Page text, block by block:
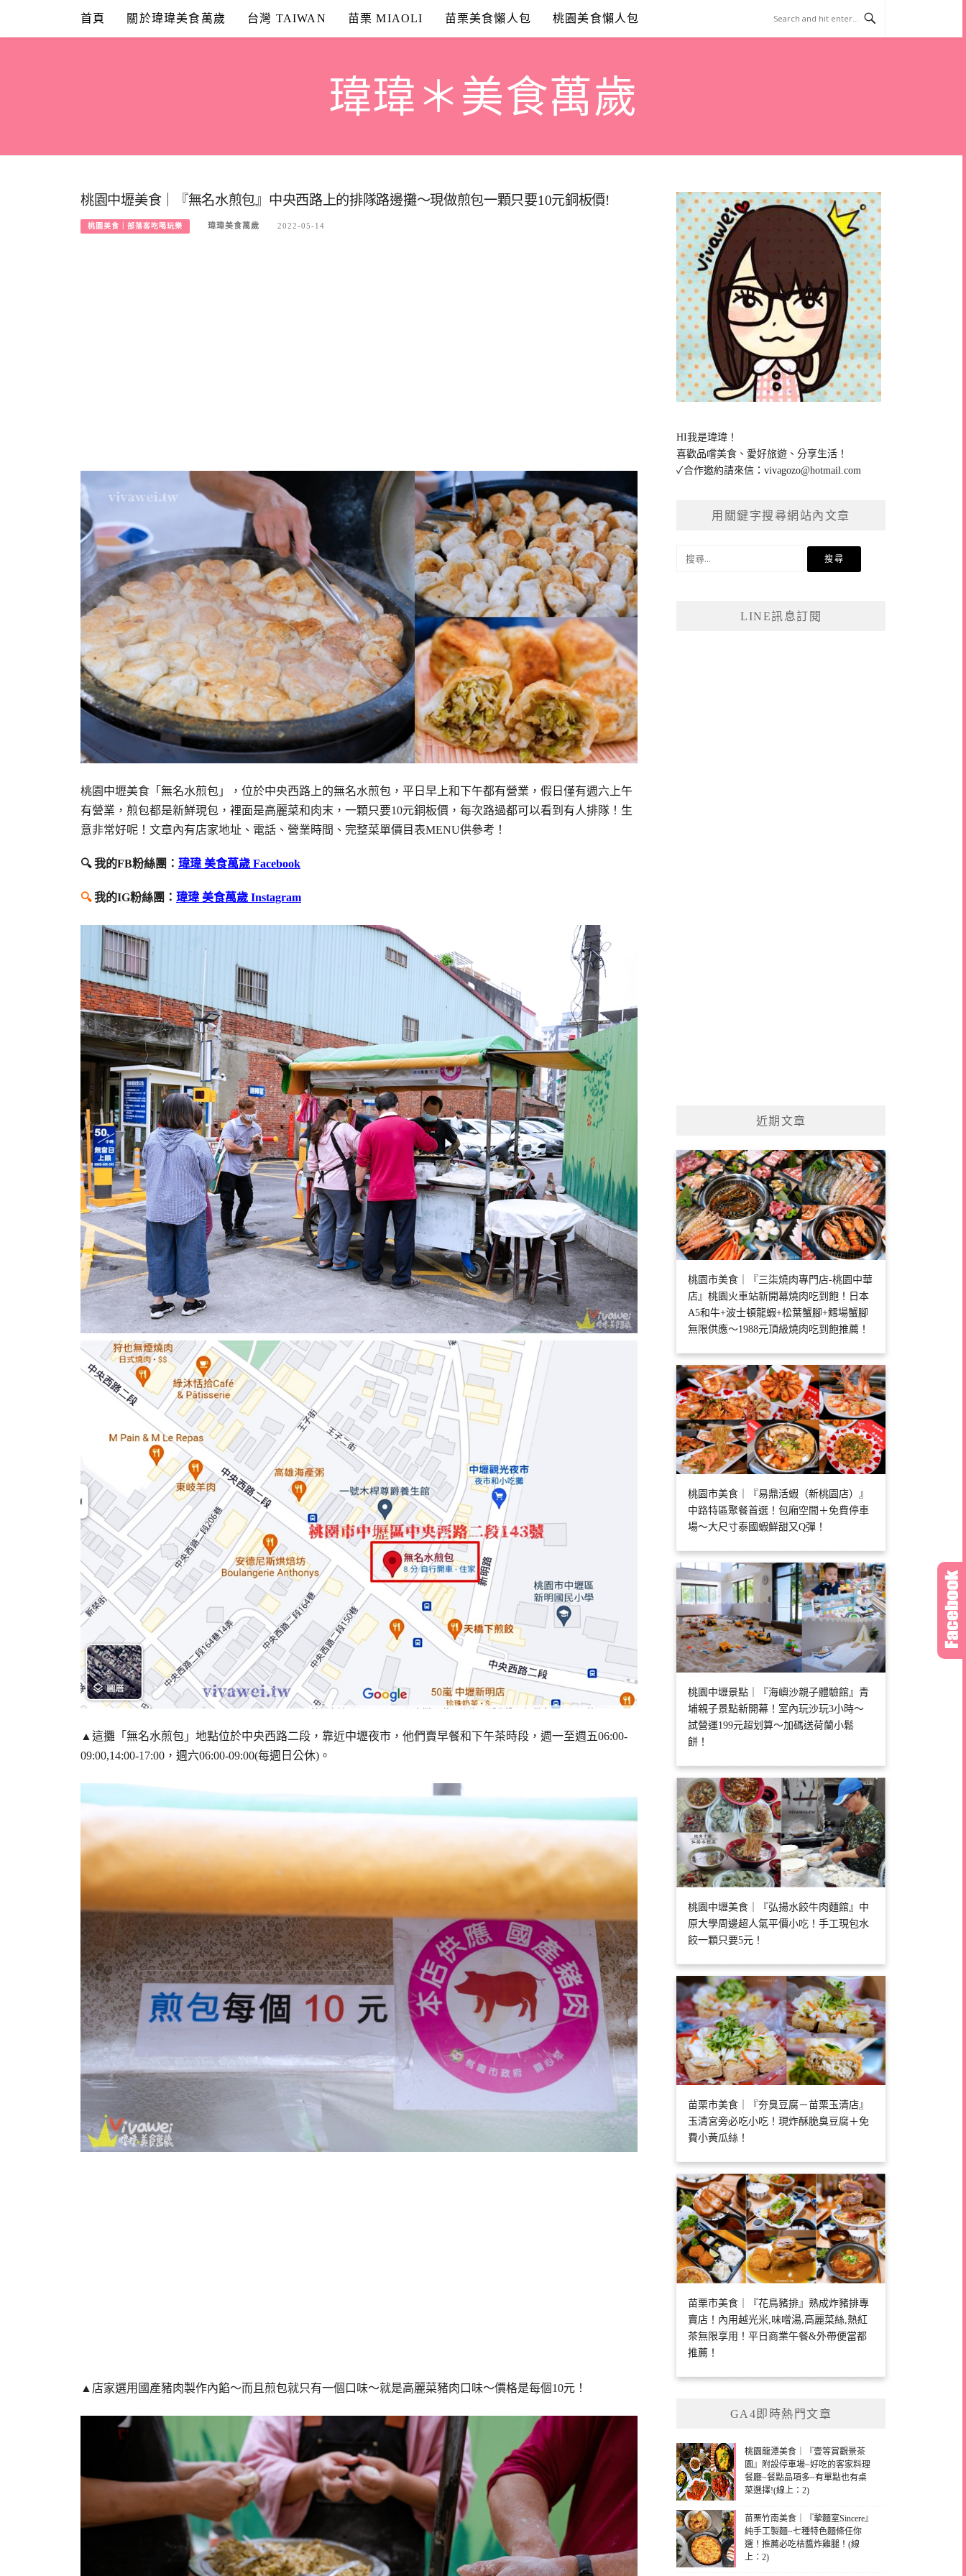
content
首頁 關於瑋瑋美食萬歲 台灣 TAIWAN 苗栗 MIAOLI 苗栗美食懶人包 桃園美食懶人包
瑋瑋＊美食萬歲
桃園中壢美食｜『無名水煎包』中央西路上的排隊路邊攤～現做煎包一顆只要10元銅板價!
桃園美食｜部落客吃喝玩樂 瑋瑋美食萬歲 2022-05-14
桃園中壢美食「無名水煎包」，位於中央西路上的無名水煎包，平日早上和下午都有營業，假日僅有週六上午
有營業，煎包都是新鮮現包，裡面是高麗菜和肉末，一顆只要10元銅板價，每次路過都可以看到有人排隊！生
意非常好呢！文章內有店家地址、電話、營業時間、完整菜單價目表MENU供參考！
🔍 我的FB粉絲團： 瑋瑋 美食萬歲 Facebook
🔍我的IG粉絲團： 瑋瑋 美食萬歲 Instagram
▲這攤「無名水煎包」地點位於中央西路二段，靠近中壢夜市，他們賣早餐和下午茶時段，週一至週五06:00-
09:00,14:00-17:00，週六06:00-09:00(每週日公休)。
▲店家選用國產豬肉製作內餡～而且煎包就只有一個口味～就是高麗菜豬肉口味～價格是每個10元！
HI我是瑋瑋！
喜歡品嚐美食、愛好旅遊、分享生活！
✓合作邀約請來信：vivagozo@hotmail.com
用關鍵字搜尋網站內文章
LINE訊息訂閱
近期文章
桃園市美食｜『三柒燒肉專門店-桃園中華
店』桃園火車站新開幕燒肉吃到飽！日本
A5和牛+波士頓龍蝦+松葉蟹腳+鱈場蟹腳
無限供應～1988元頂級燒肉吃到飽推薦！
桃園市美食｜『易鼎活蝦（新桃園店）』
中路特區聚餐首選！包廂空間＋免費停車
場～大尺寸泰國蝦鮮甜又Q彈！
桃園中壢景點｜『海嶼沙親子體驗館』青
埔親子景點新開幕！室內玩沙玩3小時～
試營運199元超划算～加碼送荷蘭小鬆
餅！
桃園中壢美食｜『弘揚水餃牛肉麵館』中
原大學周邊超人氣平價小吃！手工現包水
餃一顆只要5元！
苗栗市美食｜『夯臭豆腐－苗栗玉清店』
玉清宮旁必吃小吃！現炸酥脆臭豆腐＋免
費小黃瓜絲！
苗栗市美食｜『花鳥豬排』熟成炸豬排專
賣店！內用越光米,味噌湯,高麗菜絲,熱紅
茶無限享用！平日商業午餐&外帶便當都
推薦！
GA4即時熱門文章
桃園龍潭美食｜『壹等賞觀景茶
園』附設停車場~好吃的客家料理
餐廳~餐點品項多~有單點也有桌
菜選擇!(線上：2)
苗栗竹南美食｜『摯麵室Sincere』
純手工製麵~七種特色麵條任你
選！推薦必吃桔醬炸雞腿！(線
上：2)